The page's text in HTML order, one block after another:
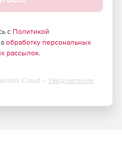
электронной
и дизайна.
с Политикой
обработку персональных
рассылок.
Cloud - Уведомление